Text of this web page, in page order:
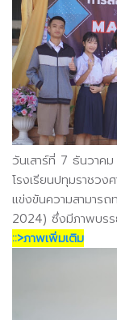
วันเสาร์ที่ 7 ธันวาค
โรงเรียนปทุมราชว
แข่งขันความสามา
2024) ซึ่งมีภาพบร
::>ภาพเพิ่มเติม